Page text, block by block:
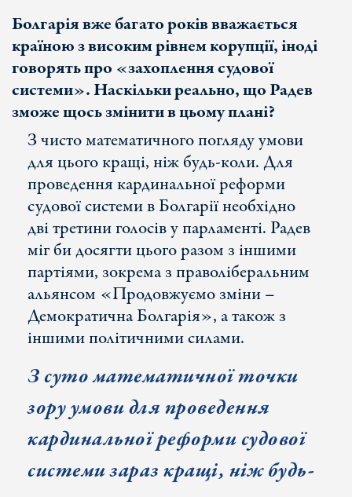
Болгарія вже багато років вважається
країною з високим рівнем корупції, іноді
говорять про «захоплення судової
системи». Наскільки реально, що Радев
зможе щось змінити в цьому плані?
З чисто математичного погляду умови
для цього кращі, ніж будь-коли. Для
проведення кардинальної реформи
судової системи в Болгарії необхідно
дві третини голосів у парламенті. Радев
міг би досягти цього разом з іншими
партіями, зокрема з праволіберальним
альянсом «Продовжуємо зміни –
Демократична Болгарія», а також з
іншими політичними силами.
З суто математичної точки
зору умови дляпроведення
кардинальної реформи судової
системи заразкращі, ніж будь-